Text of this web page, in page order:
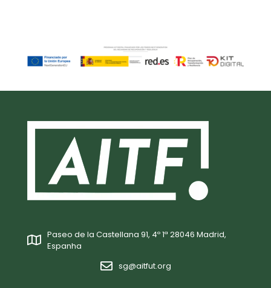
Paseo de la Castellana 91, 4º 1ª 28046 Madrid,
Espanha
sg@aitfut.org